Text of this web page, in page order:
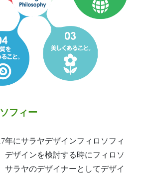
フィー
年にサラヤデザインフィロソフィ
デザインを検討する時にフィロソ
サラヤのデザイナーとしてデザイ